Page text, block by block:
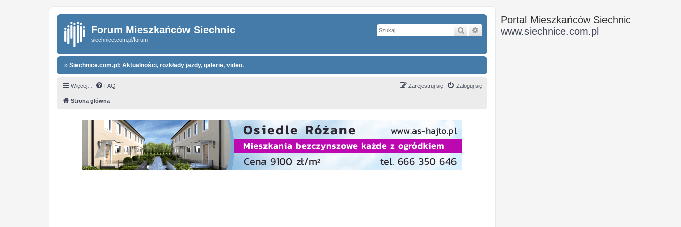
Forum Mieszkańców Siechnic
siechnice.com.pl/forum
Szukaj Wyszukiwanie zaawansowane
Siechnice.com.pl: Aktualności, rozkłady jazdy, galerie, video.
Więcej… FAQ Zaloguj się
Zarejestruj się
Strona główna
Portal Mieszkańców Siechnic
www.siechnice.com.pl